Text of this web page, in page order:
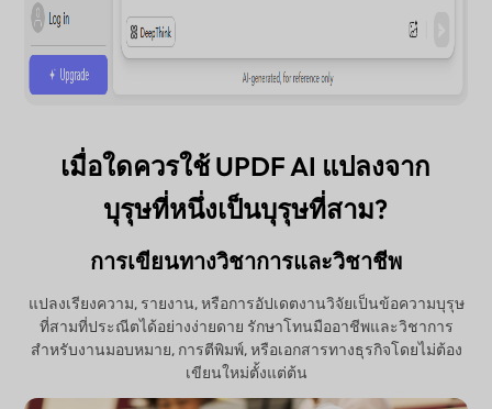
เมื่อใดควรใช้ UPDF AI แปลงจาก
บุรุษที่หนึ่งเป็นบุรุษที่สาม?
การเขียนทางวิชาการและวิชาชีพ
แปลงเรียงความ, รายงาน, หรือการอัปเดตงานวิจัยเป็นข้อความบุรุษ
ที่สามที่ประณีตได้อย่างง่ายดาย รักษาโทนมืออาชีพและวิชาการ
สำหรับงานมอบหมาย, การตีพิมพ์, หรือเอกสารทางธุรกิจโดยไม่ต้อง
เขียนใหม่ตั้งแต่ต้น